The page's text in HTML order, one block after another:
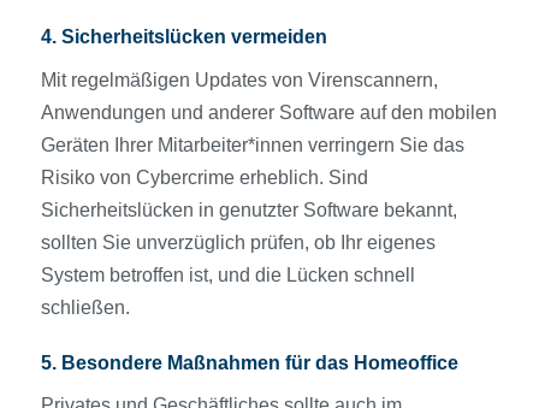
4. Sicherheitslücken vermeiden
Mit regelmäßigen Updates von Virenscannern,
Anwendungen und anderer Software auf den mobilen
Geräten Ihrer Mitarbeiter*innen verringern Sie das
Risiko von Cybercrime erheblich. Sind
Sicherheitslücken in genutzter Software bekannt,
sollten Sie unverzüglich prüfen, ob Ihr eigenes
System betroffen ist, und die Lücken schnell
schließen.
5. Besondere Maßnahmen für das Homeoffice